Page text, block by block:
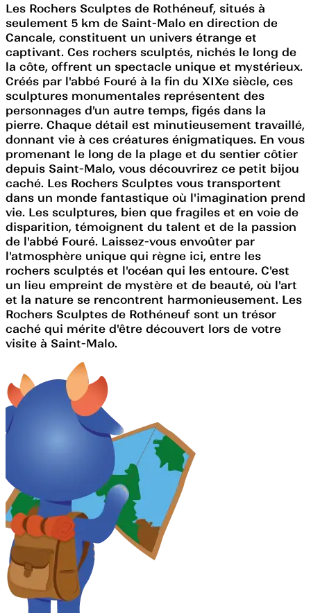
Les Rochers Sculptes de Rothéneuf, situés à
seulement 5 km de Saint-Malo en direction de
Cancale, constituent un univers étrange et
captivant. Ces rochers sculptés, nichés le long de
la côte, offrent un spectacle unique et mystérieux.
Créés par l'abbé Fouré à la fin du XIXe siècle, ces
sculptures monumentales représentent des
personnages d'un autre temps, figés dans la
pierre. Chaque détail est minutieusement travaillé,
donnant vie à ces créatures énigmatiques. En vous
promenant le long de la plage et du sentier côtier
depuis Saint-Malo, vous découvrirez ce petit bijou
caché. Les Rochers Sculptes vous transportent
dans un monde fantastique où l'imagination prend
vie. Les sculptures, bien que fragiles et en voie de
disparition, témoignent du talent et de la passion
de l'abbé Fouré. Laissez-vous envoûter par
l'atmosphère unique qui règne ici, entre les
rochers sculptés et l'océan qui les entoure. C'est
un lieu empreint de mystère et de beauté, où l'art
et la nature se rencontrent harmonieusement. Les
Rochers Sculptes de Rothéneuf sont un trésor
caché qui mérite d'être découvert lors de votre
visite à Saint-Malo.